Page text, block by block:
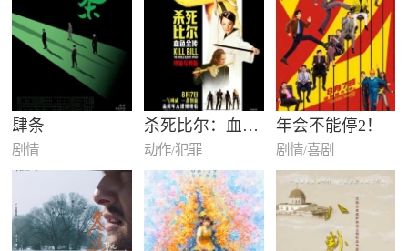
肆条
剧情
杀死比尔：血色全传
动作/犯罪
年会不能停2！
剧情/喜剧